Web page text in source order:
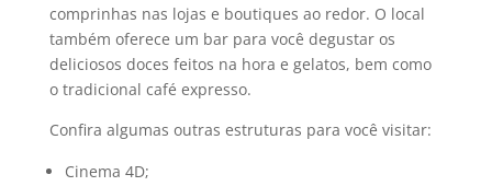
comprinhas nas lojas e boutiques ao redor. O local
também oferece um bar para você degustar os
deliciosos doces feitos na hora e gelatos, bem como
o tradicional café expresso.
Confira algumas outras estruturas para você visitar:
Cinema 4D;